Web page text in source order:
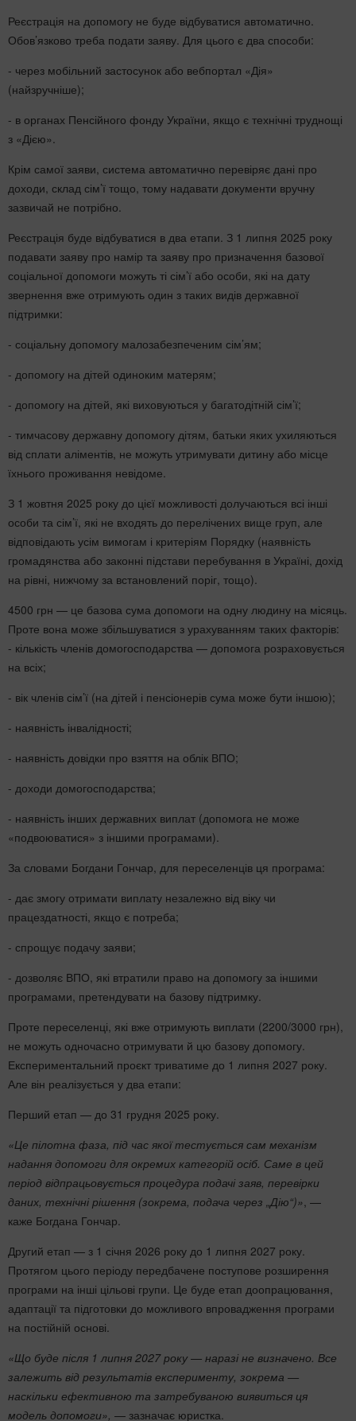
Реєстрація на допомогу не буде відбуватися автоматично.
Обов’язково треба подати заяву. Для цього є два способи:
- через мобільний застосунок або вебпортал «Дія»
(найзручніше);
- в органах Пенсійного фонду України, якщо є технічні труднощі
з «Дією».
Крім самої заяви, система автоматично перевіряє дані про
доходи, склад сім’ї тощо, тому надавати документи вручну
зазвичай не потрібно.
Реєстрація буде відбуватися в два етапи. З 1 липня 2025 року
подавати заяву про намір та заяву про призначення базової
соціальної допомоги можуть ті сім’ї або особи, які на дату
звернення вже отримують один з таких видів державної
підтримки:
- соціальну допомогу малозабезпеченим сім’ям;
- допомогу на дітей одиноким матерям;
- допомогу на дітей, які виховуються у багатодітній сім’ї;
- тимчасову державну допомогу дітям, батьки яких ухиляються
від сплати аліментів, не можуть утримувати дитину або місце
їхнього проживання невідоме.
З 1 жовтня 2025 року до цієї можливості долучаються всі інші
особи та сім’ї, які не входять до перелічених вище груп, але
відповідають усім вимогам і критеріям Порядку (наявність
громадянства або законні підстави перебування в Україні, дохід
на рівні, нижчому за встановлений поріг, тощо).
4500 грн — це базова сума допомоги на одну людину на місяць.
Проте вона може збільшуватися з урахуванням таких факторів:
- кількість членів домогосподарства — допомога розраховується
на всіх;
- вік членів сім’ї (на дітей і пенсіонерів сума може бути іншою);
- наявність інвалідності;
- наявність довідки про взяття на облік ВПО;
- доходи домогосподарства;
- наявність інших державних виплат (допомога не може
«подвоюватися» з іншими програмами).
За словами Богдани Гончар, для переселенців ця програма:
- дає змогу отримати виплату незалежно від віку чи
працездатності, якщо є потреба;
- спрощує подачу заяви;
- дозволяє ВПО, які втратили право на допомогу за іншими
програмами, претендувати на базову підтримку.
Проте переселенці, які вже отримують виплати (2200/3000 грн),
не можуть одночасно отримувати й цю базову допомогу.
Експериментальний проєкт триватиме до 1 липня 2027 року.
Але він реалізується у два етапи:
Перший етап — до 31 грудня 2025 року.
«Це пілотна фаза, під час якої тестується сам механізм
надання допомоги для окремих категорій осіб. Саме в цей
період відпрацьовується процедура подачі заяв, перевірки
даних, технічні рішення (зокрема, подача через „Дію“)», —
каже Богдана Гончар.
Другий етап — з 1 січня 2026 року до 1 липня 2027 року.
Протягом цього періоду передбачене поступове розширення
програми на інші цільові групи. Це буде етап доопрацювання,
адаптації та підготовки до можливого впровадження програми
на постійній основі.
«Що буде після 1 липня 2027 року — наразі не визначено. Все
залежить від результатів експерименту, зокрема —
наскільки ефективною та затребуваною виявиться ця
модель допомоги», — зазначає юристка.